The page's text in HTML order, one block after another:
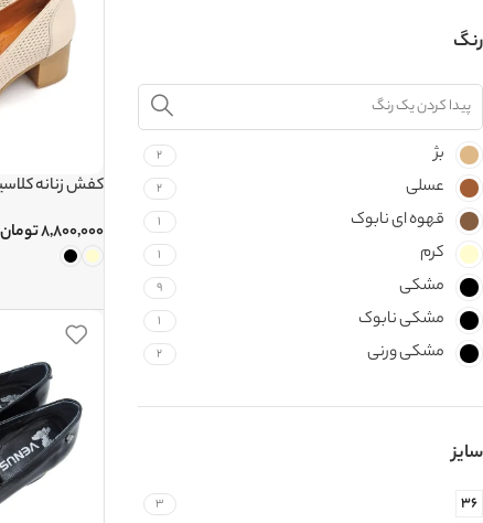
رنگ
بژ 2
عسلی 2
قهوه ای نابوک 1
کرم 1
مشکی 9
مشکی نابوک 1
مشکی ورنی 2
سایز
36
3
کفش زنانه کلاسیک
۸,۸۰۰,۰۰۰تومان